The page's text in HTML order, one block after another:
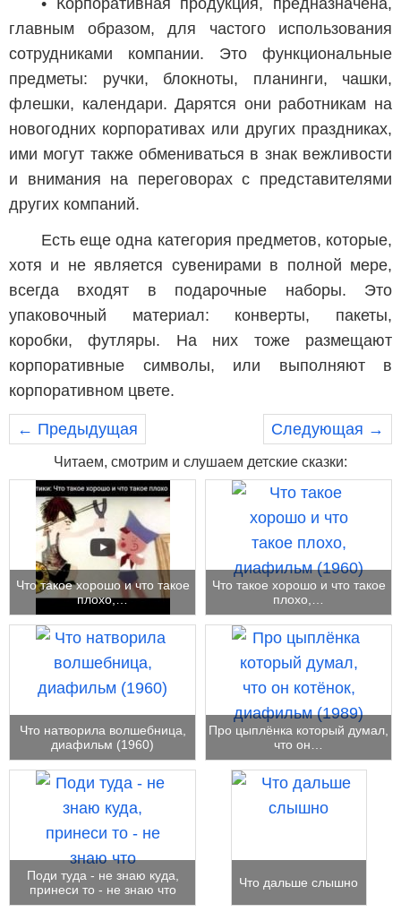
• Корпоративная продукция, предназначена,
главным образом, для частого использования
сотрудниками компании. Это функциональные
предметы: ручки, блокноты, планинги, чашки,
флешки, календари. Дарятся они работникам на
новогодних корпоративах или других праздниках,
ими могут также обмениваться в знак вежливости
и внимания на переговорах с представителями
других компаний.
Есть еще одна категория предметов, которые,
хотя и не является сувенирами в полной мере,
всегда входят в подарочные наборы. Это
упаковочный материал: конверты, пакеты,
коробки, футляры. На них тоже размещают
корпоративные символы, или выполняют в
корпоративном цвете.
← Предыдущая Следующая →
Читаем, смотрим и слушаем детские сказки:
Что такое хорошо и что такое
плохо,…
Что такое хорошо и что такое
плохо,…
Что натворила волшебница,
диафильм (1960)
Про цыплёнка который думал,
что он…
Поди туда - не знаю куда,
принеси то - не знаю что
Что дальше слышно